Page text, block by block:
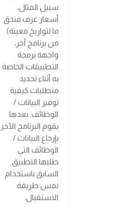
سبيل المثال،
أسعار غرف فندق
ما لتواريخ معينة)
من برنامج آخر،
واجهة برمجة
التطبيقات الخاصة
به أثناء تحديد
متطلبات كيفية
توفير البيانات /
الوظائف. بعدها
يقوم البرنامج الآخر
بإرجاع البيانات /
الوظائف التي
طلبها التطبيق
السابق باستخدام
نفس طريقة
الاستقبال.